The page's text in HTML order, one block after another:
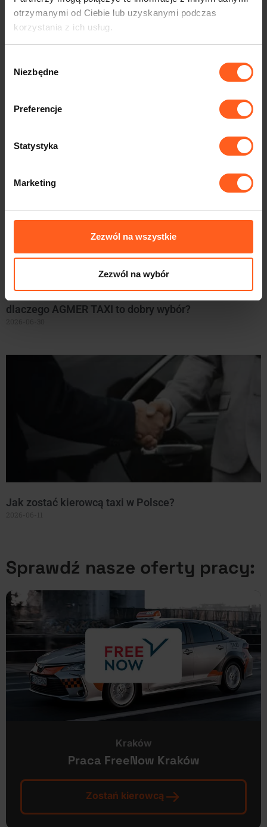
otrzymanymi od Ciebie lub uzyskanymi podczas
korzystania z ich usług.
zgody
Niezbędne
Preferencje
Statystyka
Marketing
Zezwól na wszystkie
Zezwól na wybór
Kontrola drogowa jako kierowca Uber, Bolt, FreeNow
2026-07-15
Praca dla studenta na okres wakacji w Krakowie –
dlaczego AGMER TAXI to dobry wybór?
Jak zostać kierowcą taxi w Polsce?
Sprawdź nasze oferty pracy:
Kraków
Praca FreeNow Kraków
Zostań kierowcą